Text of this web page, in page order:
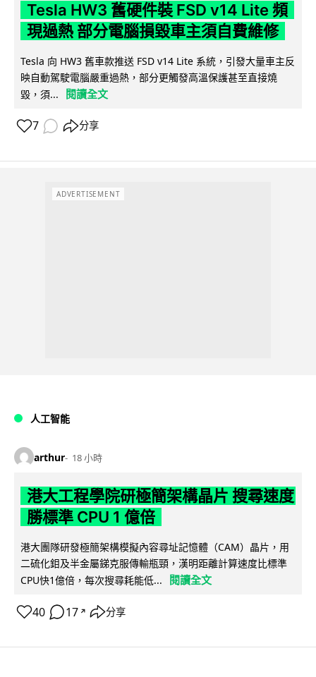
Tesla HW3 舊硬件裝 FSD v14 Lite 頻
現過熱 部分電腦損毀車主須自費維修
Tesla 向 HW3 舊車款推送 FSD v14 Lite 系統，引發大量車主反
映自動駕駛電腦嚴重過熱，部分更觸發高溫保護甚至直接燒
毀，須...
閱讀全文
7 分享
ADVERTISEMENT
人工智能
arthur 18 小時
港大工程學院研極簡架構晶片 搜尋速度
勝標準 CPU 1 億倍
港大團隊研發極簡架構模擬內容尋址記憶體（CAM）晶片，用
二硫化鉬及半金屬銻克服傳輸瓶頸，漢明距離計算速度比標準
CPU快1億倍，每次搜尋耗能低...
閱讀全文
40 17 ↗ 分享